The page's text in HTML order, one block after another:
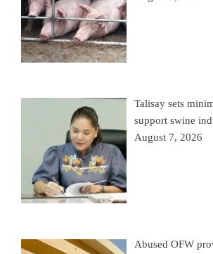
Talisay sets
support swine
August 7, 2026
Abused OFW